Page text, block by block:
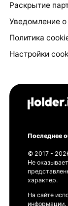
Раскрытие
Уведомление о
Политика
Настройки
Последнее
© 2017 -
Не
характер.
На сайте
информации.